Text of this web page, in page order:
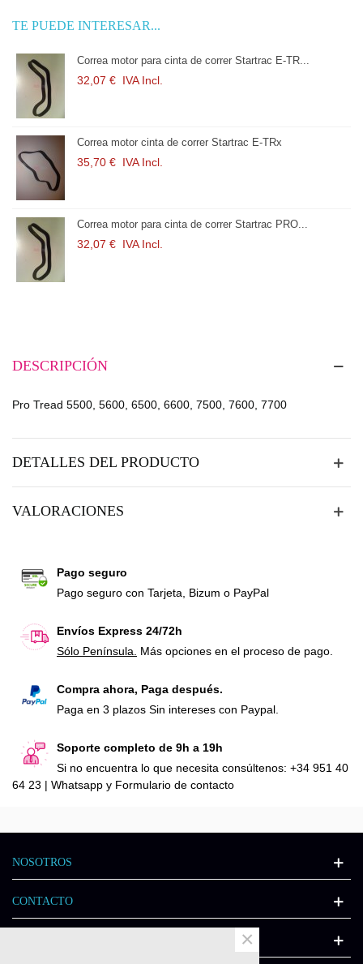
TE PUEDE INTERESAR...
Correa motor para cinta de correr Startrac E-TR...
32,07 € IVA Incl.
Correa motor cinta de correr Startrac E-TRx
35,70 € IVA Incl.
Correa motor para cinta de correr Startrac PRO...
32,07 € IVA Incl.
DESCRIPCIÓN
Pro Tread 5500, 5600, 6500, 6600, 7500, 7600, 7700
DETALLES DEL PRODUCTO
VALORACIONES
Pago seguro
Pago seguro con Tarjeta, Bizum o PayPal
Envíos Express 24/72h
Sólo Península. Más opciones en el proceso de pago.
Compra ahora, Paga después.
Paga en 3 plazos Sin intereses con Paypal.
Soporte completo de 9h a 19h
Si no encuentra lo que necesita consúltenos: +34 951 40
64 23 | Whatsapp y Formulario de contacto
NOSOTROS
CONTACTO
×